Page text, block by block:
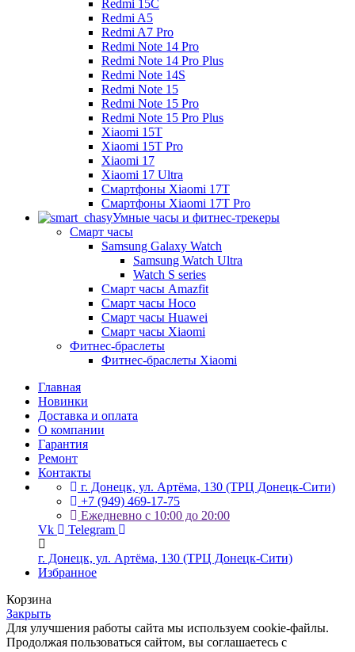
Redmi 15C
Redmi A5
Redmi A7 Pro
Redmi Note 14 Pro
Redmi Note 14 Pro Plus
Redmi Note 14S
Redmi Note 15
Redmi Note 15 Pro
Redmi Note 15 Pro Plus
Xiaomi 15T
Xiaomi 15T Pro
Xiaomi 17
Xiaomi 17 Ultra
Смартфоны Xiaomi 17Т
Смартфоны Xiaomi 17Т Pro
Умные часы и фитнес-трекеры
Смарт часы
Samsung Galaxy Watch
Samsung Watch Ultra
Watch S series
Смарт часы Amazfit
Смарт часы Hoco
Смарт часы Huawei
Смарт часы Xiaomi
Фитнес-браслеты
Фитнес-браслеты Xiaomi
Главная
Новинки
Доставка и оплата
О компании
Гарантия
Ремонт
Контакты
г. Донецк, ул. Артёма, 130 (ТРЦ Донецк-Сити)
+7 (949) 469-17-75
Ежедневно с 10:00 до 20:00
Vk
Telegram
г. Донецк, ул. Артёма, 130 (ТРЦ Донецк-Сити)
Избранное
Корзина
Закрыть
Для улучшения работы сайта мы используем cookie-файлы.
Продолжая пользоваться сайтом, вы соглашаетесь с